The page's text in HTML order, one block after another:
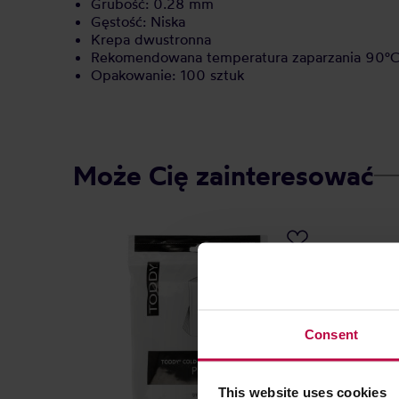
Consent
This website uses cookies
Grubość: 0.28 mm
Gęstość: Niska
Krepa dwustronna
Rekomendowana temperatura zaparzania 90°C
Opakowanie: 100 sztuk
Może Cię zainteresować